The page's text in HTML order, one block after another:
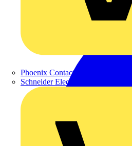
Phoenix Contact
Schneider Electric